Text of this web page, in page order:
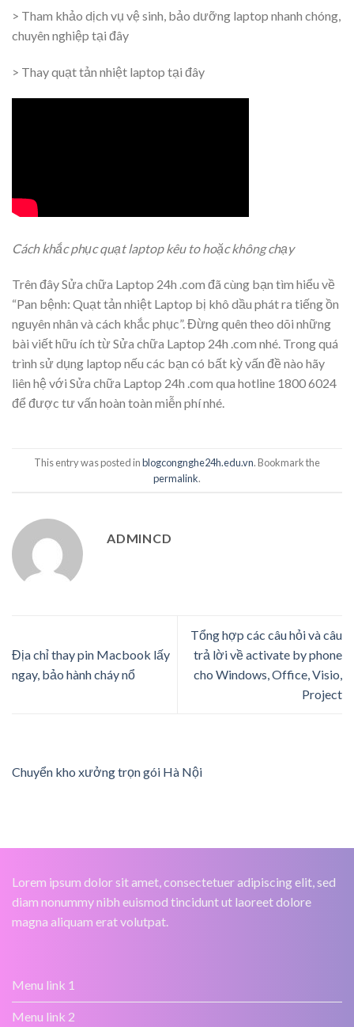
> Tham khảo dịch vụ vệ sinh, bảo dưỡng laptop nhanh chóng,
chuyên nghiệp tại đây
> Thay quạt tản nhiệt laptop tại đây
Cách khắc phục quạt laptop kêu to hoặc không chạy
Trên đây Sửa chữa Laptop 24h .com đã cùng bạn tìm hiểu về
“Pan bệnh: Quạt tản nhiệt Laptop bị khô dầu phát ra tiếng ồn
nguyên nhân và cách khắc phục”. Đừng quên theo dõi những
bài viết hữu ích từ Sửa chữa Laptop 24h .com nhé. Trong quá
trình sử dụng laptop nếu các bạn có bất kỳ vấn đề nào hãy
liên hệ với Sửa chữa Laptop 24h .com qua hotline 1800 6024
để được tư vấn hoàn toàn miễn phí nhé.
This entry was posted inblogcongnghe24h.edu.vn. Bookmark the
permalink.
ADMINCD
Địa chỉ thay pin Macbook lấy
ngay, bảo hành cháy nổ
Tổng hợp các câu hỏi và câu
trả lời về activate by phone
cho Windows, Office, Visio,
Project
Chuyển kho xưởng trọn gói Hà Nội
Lorem ipsum dolor sit amet, consectetuer adipiscing elit, sed
diam nonummy nibh euismod tincidunt ut laoreet dolore
magna aliquam erat volutpat.
Menu link 1
Menu link 2